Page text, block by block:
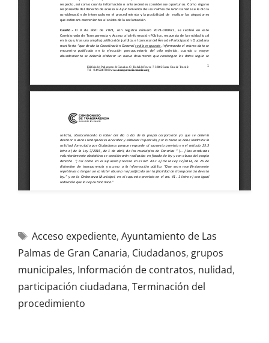
Acceso expediente, Ayuntamiento de Las
Palmas de Gran Canaria, Ciudadanos, grupos
municipales, Información de contratos, nulidad,
participación ciudadana, Terminación del
procedimiento